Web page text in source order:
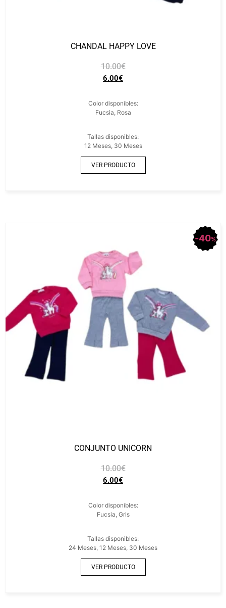
CHANDAL HAPPY LOVE
10.00€
6.00€
Color disponibles:
Fucsia, Rosa
Tallas disponibles:
12 Meses, 30 Meses
VER PRODUCTO
40%
CONJUNTO UNICORN
10.00€
6.00€
Color disponibles:
Fucsia, Gris
Tallas disponibles:
24 Meses, 12 Meses, 30 Meses
VER PRODUCTO